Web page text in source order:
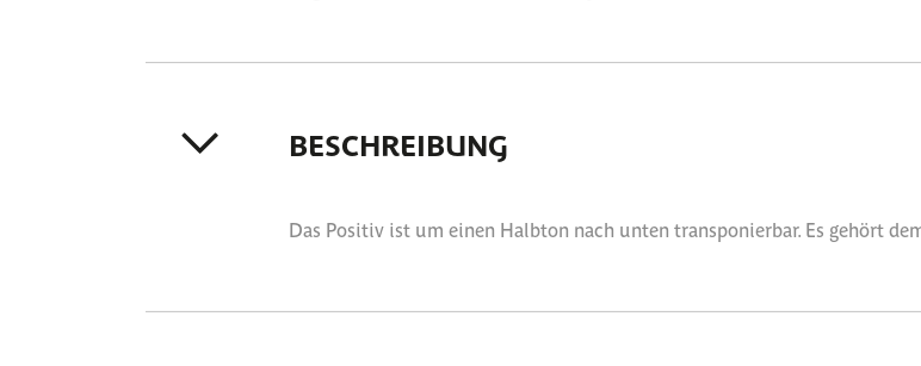
BESCHREIBUNG
Das Positiv ist um einen Halbton nach unten transponierbar. Es gehört